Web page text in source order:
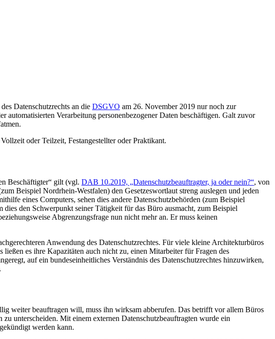
Datenschutzrechts an die DSGVO am 26. November 2019 nur noch zur
automatisierten Verarbeitung personenbezogener Daten beschäftigen. Galt zuvor
oder Teilzeit, Festangestellter oder Praktikant.
Beschäftigter“ gilt (vgl. DAB 10.2019, „Datenschutzbeauftragter, ja oder nein?“, von
Beispiel Nordrhein-Westfalen) den Gesetzeswortlaut streng auslegen und jeden
eines Computers, sehen dies andere Datenschutzbehörden (zum Beispiel
den Schwerpunkt seiner Tätigkeit für das Büro ausmacht, zum Beispiel
Abgrenzungsfrage nun nicht mehr an. Er muss keinen
Anwendung des Datenschutzrechtes. Für viele kleine Architekturbüros
es ihre Kapazitäten auch nicht zu, einen Mitarbeiter für Fragen des
auf ein bundeseinheitliches Verständnis des Datenschutzrechtes hinzuwirken,
weiter beauftragen will, muss ihn wirksam abberufen. Das betrifft vor allem Büros
unterscheiden. Mit einem externen Datenschutzbeauftragten wurde ein
werden kann.